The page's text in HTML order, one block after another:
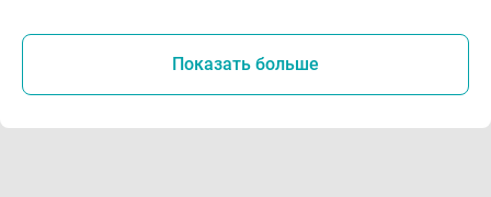
Показать больше